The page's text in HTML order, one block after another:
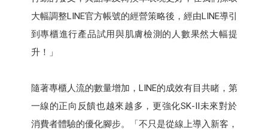
大幅調整LINE官方帳號的經營策略後，經由LINE導引
到專櫃進行產品試用與肌膚檢測的人數果然大幅提
升！」
隨著專櫃人流的數量增加，LINE的成效有目共睹，第
一線的正向反饋也越來越多，更強化SK-II未來對於
消費者體驗的優化腳步。「不只是從線上導入新客，